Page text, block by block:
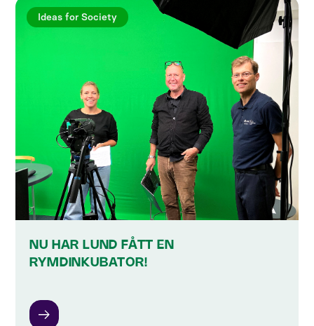
Ideas for Society
NU HAR LUND FÅTT EN
RYMDINKUBATOR!